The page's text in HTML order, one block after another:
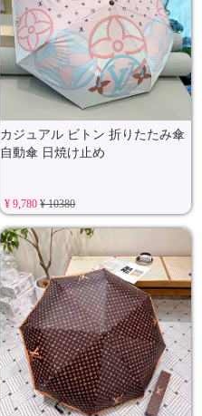
カジュアル ビトン 折りたたみ傘
自動傘 日焼け止め
¥ 9,780¥ 10380